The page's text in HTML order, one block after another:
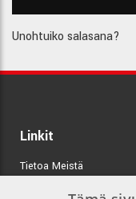
Unohtuiko salasana?
Linkit
Tietoa Meistä
Tuotemerkit